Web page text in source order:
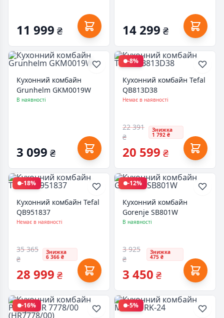
11 999 ₴ 14 299 ₴
Кухонний комбайн
Grunhelm GKM0019W
В наявності
3 099 ₴
-8%
Кухонний комбайн Tefal
QB813D38
Немає в наявності
22 391
₴
Знижка
1 792 ₴
20 599 ₴
-18%
Кухонний комбайн Tefal
QB951837
Немає в наявності
35 365
₴
Знижка
6 366 ₴
28 999 ₴
-12%
Кухонний комбайн
Gorenje SB801W
В наявності
3 925
₴
Знижка
475 ₴
3 450 ₴
-16% -5%